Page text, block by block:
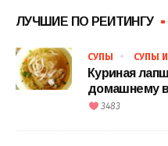
ЛУЧШИЕ ПО РЕЙТИНГУ
СУПЫ СУПЫ
Куриная
домашнему
3483